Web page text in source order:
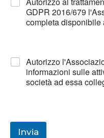
GDPR 2016/679
completa disponibile
Autorizzo
informazioni sulle
società ad essa
Invia